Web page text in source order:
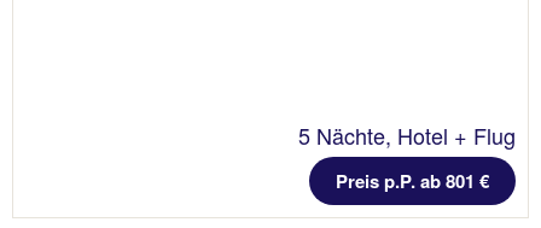
5 Nächte, Hotel + Flug
Preis p.P. ab 801 €